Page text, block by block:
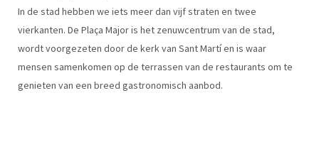
In de stad hebben we iets meer dan vijf straten en twee
vierkanten. De Plaça Major is het zenuwcentrum van de stad,
wordt voorgezeten door de kerk van Sant Martí en is waar
mensen samenkomen op de terrassen van de restaurants om te
genieten van een breed gastronomisch aanbod.